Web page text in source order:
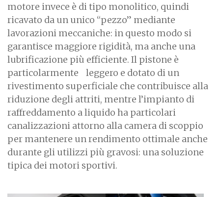
motore invece è di tipo monolitico, quindi
ricavato da un unico “pezzo” mediante
lavorazioni meccaniche: in questo modo si
garantisce maggiore rigidità, ma anche una
lubrificazione più efficiente. Il pistone è
particolarmente leggero e dotato di un
rivestimento superficiale che contribuisce alla
riduzione degli attriti, mentre l’impianto di
raffreddamento a liquido ha particolari
canalizzazioni attorno alla camera di scoppio
per mantenere un rendimento ottimale anche
durante gli utilizzi più gravosi: una soluzione
tipica dei motori sportivi.